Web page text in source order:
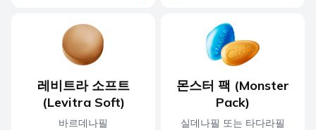
레비트라 소프트
(Levitra Soft)
바르데나필
몬스터 팩 (Monster
Pack)
실데나필 또는 타다라필